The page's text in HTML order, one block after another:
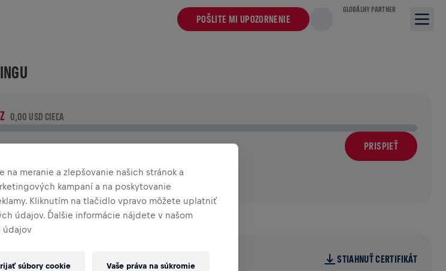
POŠLITE MI UPOZORNENIE
GLOBÁLNY PARTNER
0,00 USD CIEĽA
PRISPIEŤ
z tvojho príspevku putuje priamo na
STIAHNUŤ CERTIFIKÁT
na meranie a zlepšovanie našich stránok a
kampaní a na poskytovanie
Kliknutím na tlačidlo vpravo môžete uplatniť
údajov. Ďalšie informácie nájdete v našom
údajov
Vaše práva na súkromie
súbory cookie